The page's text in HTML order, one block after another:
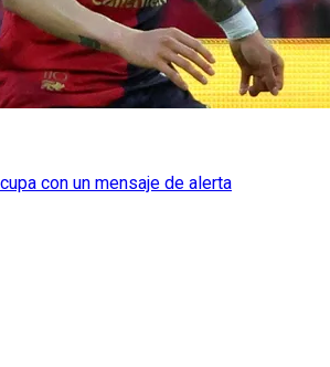
con un mensaje de alerta